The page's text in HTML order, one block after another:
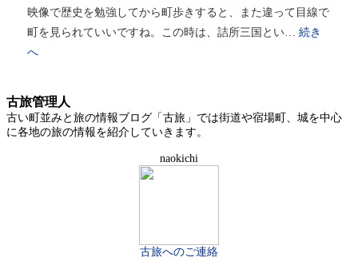
映像で歴史を勉強してから町歩きすると、また違って目線で
町を見られていいですね。この時は、詰所三国とい… 続き
へ
古旅管理人
古い町並みと旅の情報ブログ「古旅」では街道や宿場町、城を中心
に各地の旅の情報を紹介していきます。
naokichi
古旅へのご連絡